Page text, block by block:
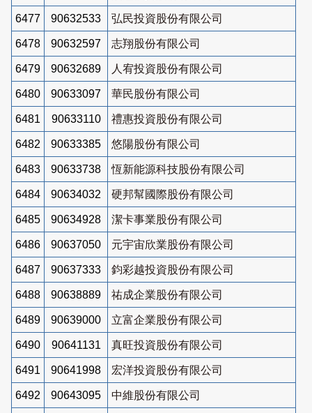
6477 90632533 弘民投資股份有限公司
6478 90632597 志翔股份有限公司
6479 90632689 人宥投資股份有限公司
6480 90633097 華民股份有限公司
6481 90633110 禮惠投資股份有限公司
6482 90633385 悠陽股份有限公司
6483 90633738 恆新能源科技股份有限公司
6484 90634032 硬邦幫國際股份有限公司
6485 90634928 潔卡事業股份有限公司
6486 90637050 元宇宙欣業股份有限公司
6487 90637333 鈞彩越投資股份有限公司
6488 90638889 祐成企業股份有限公司
6489 90639000 立富企業股份有限公司
6490 90641131 真旺投資股份有限公司
6491 90641998 宏洋投資股份有限公司
6492 90643095 中維股份有限公司